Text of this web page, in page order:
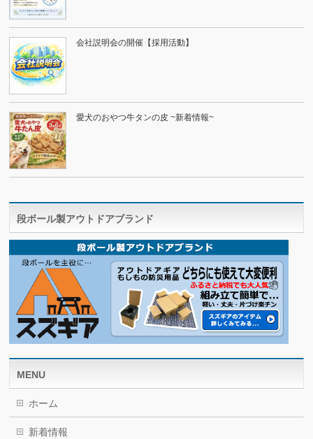
会社説明会の開催【採用活動】
愛犬のおやつ牛タンの皮 ~新着情報~
段ボール製アウトドアブランド
MENU
ホーム
新着情報